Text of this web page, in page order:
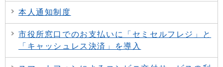
本人通知制度
市役所窓口でのお支払いに「セミセルフレジ」と
「キャッシュレス決済」を導入